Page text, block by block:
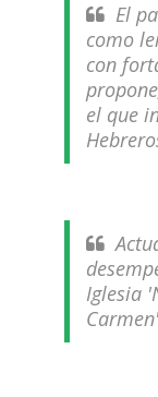
El
como
con
el que
Iglesia